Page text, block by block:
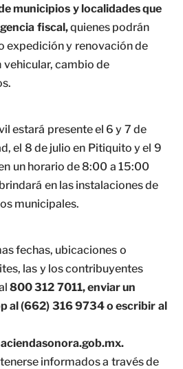
municipios y localidades que
fiscal,quienes podrán
expedición y renovación de
cambio de
estará presente el 6 y 7 de
el 8 de julio en Pitiquito y el 9
un horario de 8:00 a 15:00
en las instalaciones de
municipales.
fechas, ubicaciones o
las y los contribuyentes
800 312 7011, enviar un
al (662) 316 9734 o escribir al
.
informados a través de